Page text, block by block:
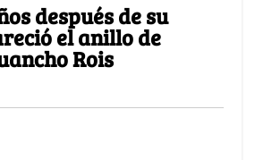
después de su
el anillo de
Rois